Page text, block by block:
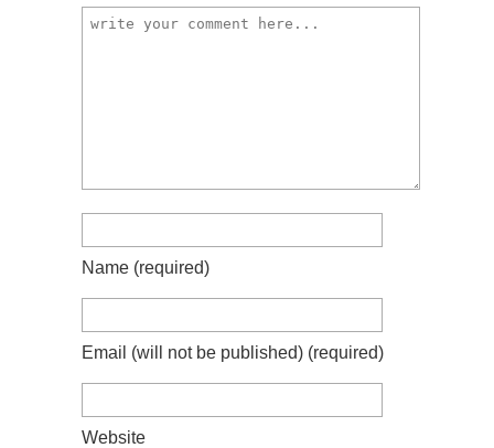
Name (required)
Email (will not be published) (required)
Website